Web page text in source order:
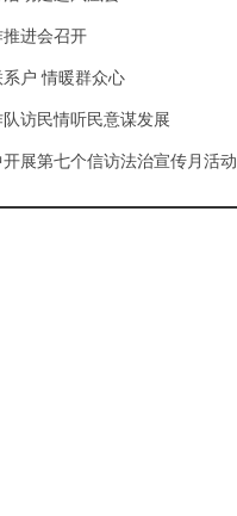
推进会召开
户 情暖群众心
访民情听民意谋发展
展第七个信访法治宣传月活动